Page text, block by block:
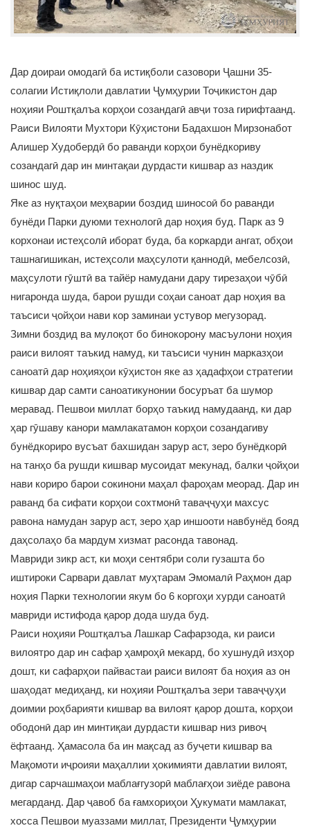
Дар доираи омодагӣ ба истиқболи сазовори Ҷашни 35-
солагии Истиқлоли давлатии Ҷумҳурии Тоҷикистон дар
ноҳияи Роштқалъа корҳои созандагӣ авҷи тоза гирифтаанд.
Раиси Вилояти Мухтори Кӯҳистони Бадахшон Мирзонабот
Алишер Худобердӣ бо раванди корҳои бунёдкориву
созандагӣ дар ин минтақаи дурдасти кишвар аз наздик
шинос шуд.
Яке аз нуқтаҳои меҳварии боздид шиносоӣ бо раванди
бунёди Парки дуюми технологӣ дар ноҳия буд. Парк аз 9
корхонаи истеҳсолӣ иборат буда, ба коркарди ангат, обҳои
ташнагишикан, истеҳсоли маҳсулоти қаннодӣ, мебелсозӣ,
маҳсулоти гӯштӣ ва тайёр намудани дару тирезаҳои чӯбӣ
нигаронда шуда, барои рушди соҳаи саноат дар ноҳия ва
таъсиси ҷойҳои нави кор заминаи устувор мегузорад.
Зимни боздид ва мулоқот бо бинокорону масъулони ноҳия
раиси вилоят таъкид намуд, ки таъсиси чунин марказҳои
саноатӣ дар ноҳияҳои кӯҳистон яке аз ҳадафҳои стратегии
кишвар дар самти саноатикунонии босуръат ба шумор
меравад. Пешвои миллат борҳо таъкид намудаанд, ки дар
ҳар гӯшаву канори мамлакатамон корҳои созандагиву
бунёдкориро вусъат бахшидан зарур аст, зеро бунёдкорӣ
на танҳо ба рушди кишвар мусоидат мекунад, балки ҷойҳои
нави кориро барои сокинони маҳал фароҳам меорад. Дар ин
раванд ба сифати корҳои сохтмонӣ таваҷҷуҳи махсус
равона намудан зарур аст, зеро ҳар иншооти навбунёд бояд
даҳсолаҳо ба мардум хизмат расонда тавонад.
Мавриди зикр аст, ки моҳи сентябри соли гузашта бо
иштироки Сарвари давлат муҳтарам Эмомалӣ Раҳмон дар
ноҳия Парки технологии якум бо 6 коргоҳи хурди саноатӣ
мавриди истифода қарор дода шуда буд.
Раиси ноҳияи Роштқалъа Лашкар Сафарзода, ки раиси
вилоятро дар ин сафар ҳамроҳӣ мекард, бо хушнудӣ изҳор
дошт, ки сафарҳои пайвастаи раиси вилоят ба ноҳия аз он
шаҳодат медиҳанд, ки ноҳияи Роштқалъа зери таваҷҷуҳи
доимии роҳбарияти кишвар ва вилоят қарор дошта, корҳои
ободонӣ дар ин минтиқаи дурдасти кишвар низ ривоҷ
ёфтаанд. Ҳамасола ба ин мақсад аз буҷети кишвар ва
Мақомоти иҷроияи маҳаллии ҳокимияти давлатии вилоят,
дигар сарчашмаҳои маблағгузорӣ маблағҳои зиёде равона
мегарданд. Дар ҷавоб ба ғамхориҳои Ҳукумати мамлакат,
хосса Пешвои муаззами миллат, Президенти Ҷумҳурии